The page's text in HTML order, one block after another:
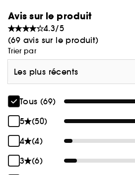
Avis sur le produit
4.3/5
(69 avis sur le produit)
Trier par
Les plus récents
Tous (69)
5
(50)
4
(4)
3
(6)